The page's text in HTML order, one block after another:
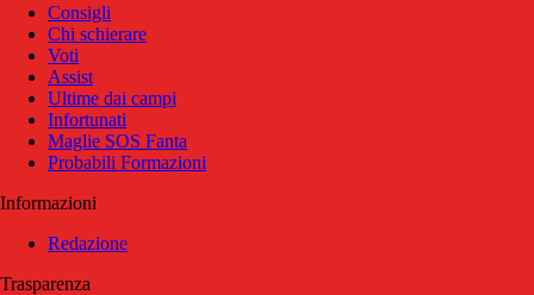
Consigli
Chi schierare
Voti
Assist
Ultime dai campi
Infortunati
Maglie SOS Fanta
Probabili Formazioni
Informazioni
Redazione
Trasparenza